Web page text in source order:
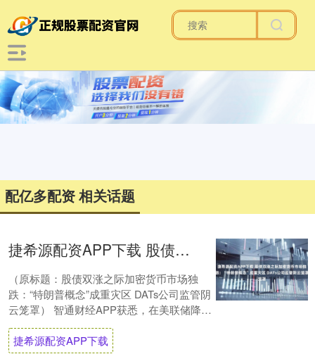
配亿多配资 相关话题
捷希源配资APP下载 股债双涨之际加密货币市场独跌：“特朗普概念”成重灾区 DATs公司监管阴云笼罩
（原标题：股债双涨之际加密货币市场独
跌：“特朗普概念”成重灾区 DATs公司监管阴
云笼罩） 智通财经APP获悉，在美联储降息
预期升温推动股债双涨之际，加密货币市....
捷希源配资APP下载